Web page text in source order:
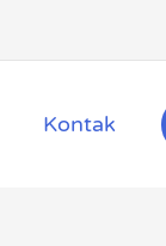
Kontak